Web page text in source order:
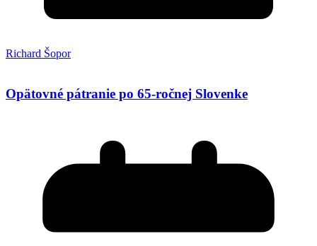
Richard Šopor
Opätovné pátranie po 65-ročnej Slovenke